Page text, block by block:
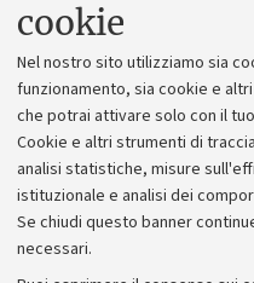
cookie
Nel nostro sito utilizziamo sia
funzionamento, sia cookie e
che potrai attivare solo con il
Cookie e altri strumenti di
analisi statistiche, misure
istituzionale e analisi dei
Se chiudi questo banner
necessari.
Piano